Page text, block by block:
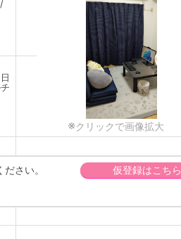
※クリックで画像拡大
さい。 仮登録はこちら